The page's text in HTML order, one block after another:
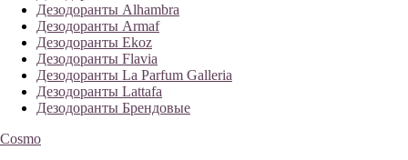
Дезодоранты Alhambra
Дезодоранты Armaf
Дезодоранты Ekoz
Дезодоранты Flavia
Дезодоранты La Parfum Galleria
Дезодоранты Lattafa
Дезодоранты Брендовые
Cosmo